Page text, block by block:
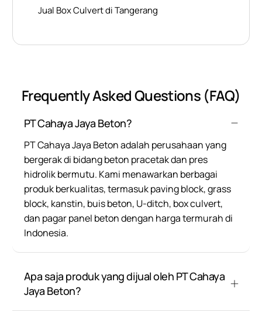
Jual Box Culvert di Tangerang
Frequently Asked Questions (FAQ)
PT Cahaya Jaya Beton?
PT Cahaya Jaya Beton adalah perusahaan yang
bergerak di bidang beton pracetak dan pres
hidrolik bermutu. Kami menawarkan berbagai
produk berkualitas, termasuk paving block, grass
block, kanstin, buis beton, U-ditch, box culvert,
dan pagar panel beton dengan harga termurah di
Indonesia.
Apa saja produk yang dijual oleh PT Cahaya
Jaya Beton?